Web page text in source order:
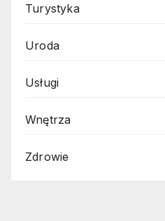
Turystyka
Uroda
Usługi
Wnętrza
Zdrowie